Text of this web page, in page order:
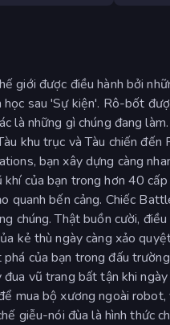
giới được điều hành bởi
học sau 'Sự kiện'. Rô-bốt
là những gì chúng đang
khu trục và Tàu chiến
bạn xây dựng càng
của bạn trong hơn 40
quanh bến cảng. Chiếc
chúng. Thật buồn cười,
kẻ thù ngày càng xảo
của bạn trong đấu
đua vũ trang bất tận khi
mua bộ xương ngoài
giễu-nói đùa là hình thức